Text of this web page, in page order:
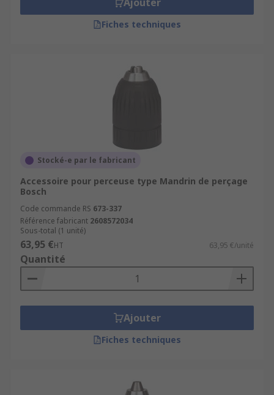
Fiches techniques
Stocké-e par le fabricant
Accessoire pour perceuse type Mandrin de perçage
Bosch
Code commande RS 673-337
Référence fabricant 2608572034
Sous-total (1 unité)
63,95 €HT 63,95 €/unité
Quantité
Ajouter
Fiches techniques